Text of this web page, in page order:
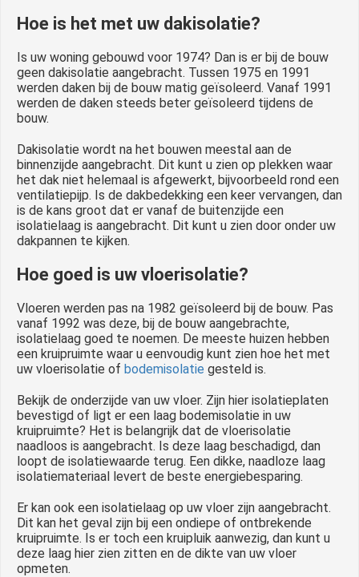
Hoe is het met uw dakisolatie?
Is uw woning gebouwd voor 1974? Dan is er bij de bouw
geen dakisolatie aangebracht. Tussen 1975 en 1991
werden daken bij de bouw matig geïsoleerd. Vanaf 1991
werden de daken steeds beter geïsoleerd tijdens de
bouw.
Dakisolatie wordt na het bouwen meestal aan de
binnenzijde aangebracht. Dit kunt u zien op plekken waar
het dak niet helemaal is afgewerkt, bijvoorbeeld rond een
ventilatiepijp. Is de dakbedekking een keer vervangen, dan
is de kans groot dat er vanaf de buitenzijde een
isolatielaag is aangebracht. Dit kunt u zien door onder uw
dakpannen te kijken.
Hoe goed is uw vloerisolatie?
Vloeren werden pas na 1982 geïsoleerd bij de bouw. Pas
vanaf 1992 was deze, bij de bouw aangebrachte,
isolatielaag goed te noemen. De meeste huizen hebben
een kruipruimte waar u eenvoudig kunt zien hoe het met
uw vloerisolatie of bodemisolatie gesteld is.
Bekijk de onderzijde van uw vloer. Zijn hier isolatieplaten
bevestigd of ligt er een laag bodemisolatie in uw
kruipruimte? Het is belangrijk dat de vloerisolatie
naadloos is aangebracht. Is deze laag beschadigd, dan
loopt de isolatiewaarde terug. Een dikke, naadloze laag
isolatiemateriaal levert de beste energiebesparing.
Er kan ook een isolatielaag op uw vloer zijn aangebracht.
Dit kan het geval zijn bij een ondiepe of ontbrekende
kruipruimte. Is er toch een kruipluik aanwezig, dan kunt u
deze laag hier zien zitten en de dikte van uw vloer
opmeten.